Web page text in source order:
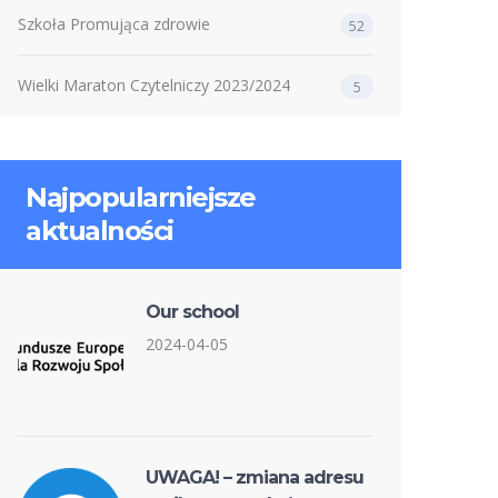
Szkoła Promująca zdrowie 52
Wielki Maraton Czytelniczy 2023/2024 5
Najpopularniejsze
aktualności
Our school
2024-04-05
UWAGA! – zmiana adresu